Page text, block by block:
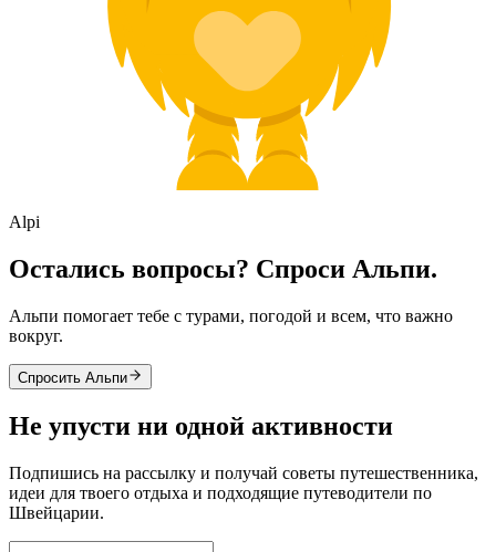
Alpi
Остались вопросы? Спроси Альпи.
Альпи помогает тебе с турами, погодой и всем, что важно
вокруг.
Спросить Альпи
Не упусти ни одной активности
Подпишись на рассылку и получай советы путешественника,
идеи для твоего отдыха и подходящие путеводители по
Швейцарии.